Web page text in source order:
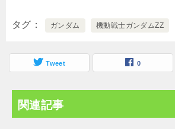
タグ ガンダム 機動戦士ガンダムΖΖ
Tweet 0
関連記事